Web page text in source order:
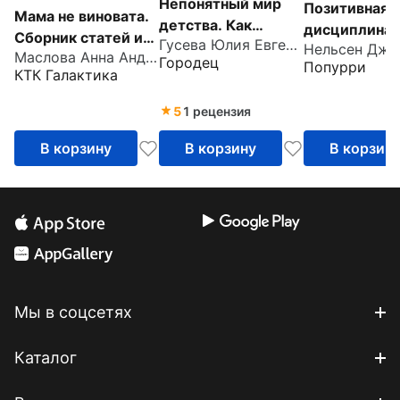
Мама не виновата.
Сборник статей и
рассказов для
родителей
Маслова Анна Андреевна
КТК Галактика
В корзину
детства. Как
понять своего
ребенка и
Гусева Юлия Евгеньевна
Городец
51 рецензия
В корзину
Позитивная
дисциплина.
помочь
развить
Нельсен
Попурри
В корзину
Мы в соцсетях
Каталог